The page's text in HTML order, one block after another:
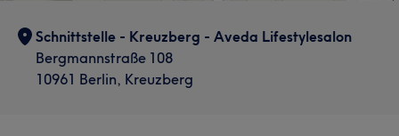
Friseur
Was unsere Kunden über Heiko sagen
Schnittstelle - Kreuzberg - Aveda Lifestylesalon
Bergmannstraße 108
10961 Berlin, Kreuzberg